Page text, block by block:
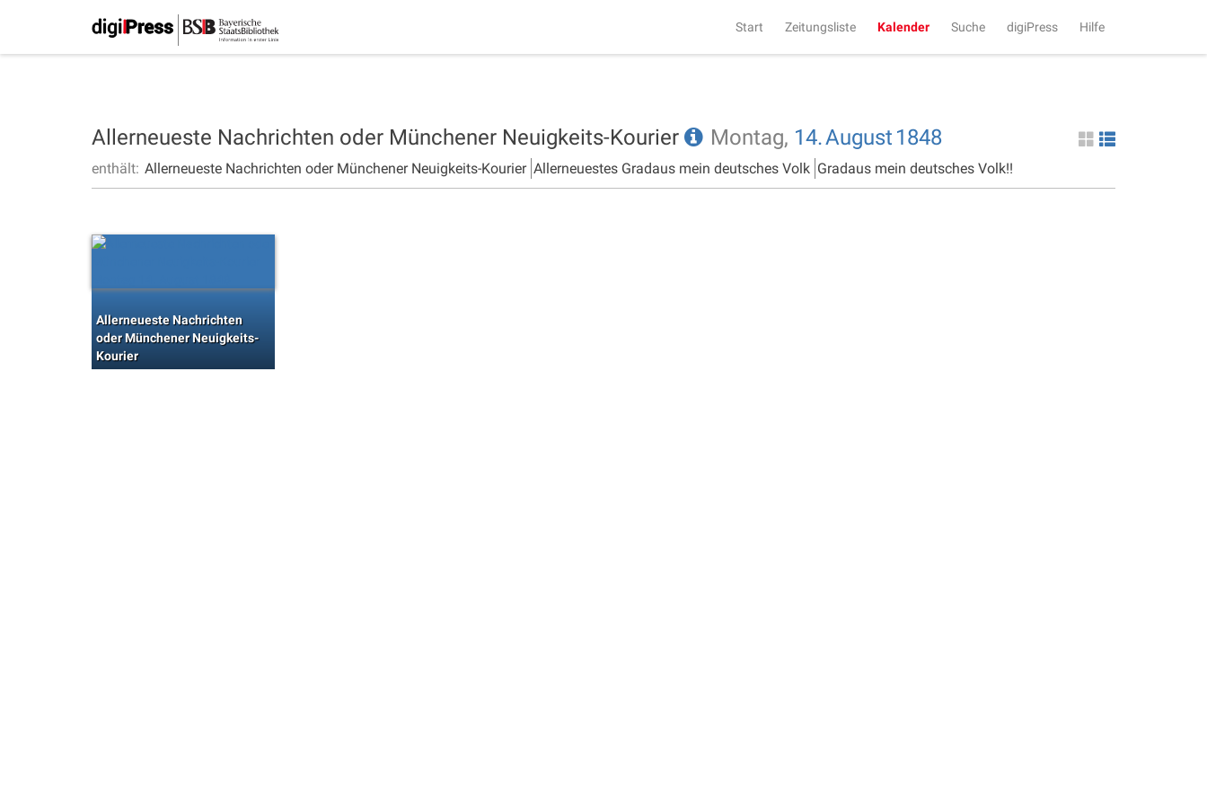
Start Zeitungsliste Kalender Suche digiPress Hilfe
Allerneueste Nachrichten oder Münchener Neuigkeits-Kourier Montag, 14.August 1848
enthält: Allerneueste Nachrichten oder Münchener Neuigkeits-Kourier Allerneuestes Gradaus mein deutsches Volk Gradaus mein deutsches Volk!!
Allerneueste Nachrichten
oder Münchener Neuigkeits-
Kourier